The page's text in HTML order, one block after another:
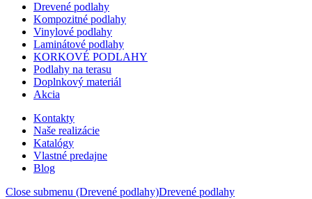
Drevené podlahy
Kompozitné podlahy
Vinylové podlahy
Laminátové podlahy
KORKOVÉ PODLAHY
Podlahy na terasu
Doplnkový materiál
Akcia
Kontakty
Naše realizácie
Katalógy
Vlastné predajne
Blog
Close submenu (Drevené podlahy)Drevené podlahy